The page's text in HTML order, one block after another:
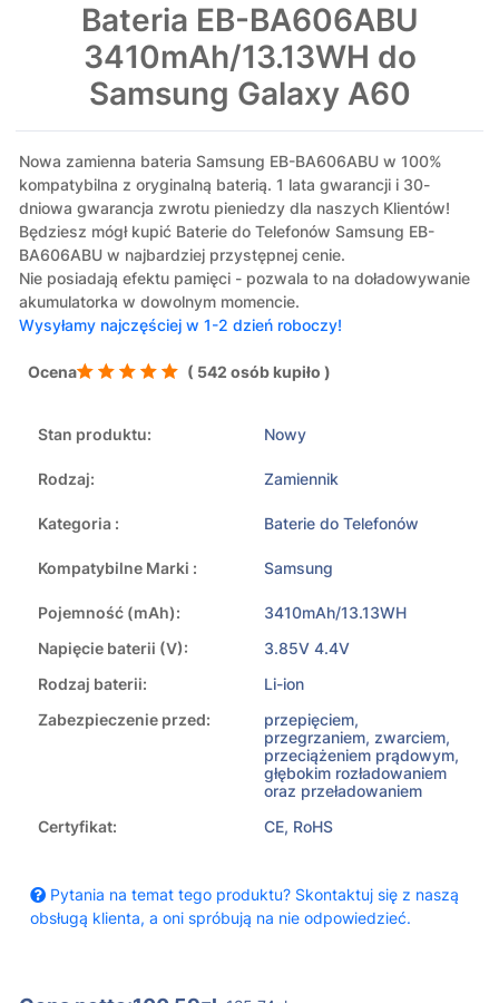
Bateria EB-BA606ABU
3410mAh/13.13WH do
Samsung Galaxy A60
Nowa zamienna bateria Samsung EB-BA606ABU w 100%
kompatybilna z oryginalną baterią. 1 lata gwarancji i 30-
dniowa gwarancja zwrotu pieniedzy dla naszych Klientów!
Będziesz mógł kupić Baterie do Telefonów Samsung EB-
BA606ABU w najbardziej przystępnej cenie.
Nie posiadają efektu pamięci - pozwala to na doładowywanie
akumulatorka w dowolnym momencie.
Wysyłamy najczęściej w 1-2 dzień roboczy!
Ocena ( 542 osób kupiło )
Stan produktu: Nowy
Rodzaj: Zamiennik
Kategoria : Baterie do Telefonów
Kompatybilne Marki : Samsung
Pojemność (mAh):
3410mAh/13.13WH
Napięcie baterii (V):
3.85V 4.4V
Rodzaj baterii:
Li-ion
Zabezpieczenie przed:
przepięciem,
przegrzaniem, zwarciem,
przeciążeniem prądowym,
głębokim rozładowaniem
oraz przeładowaniem
Certyfikat:
CE, RoHS
Pytania na temat tego produktu? Skontaktuj się z naszą
obsługą klienta, a oni spróbują na nie odpowiedzieć.